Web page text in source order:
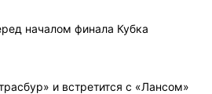
началом финала Кубка
и встретится с «Лансом»